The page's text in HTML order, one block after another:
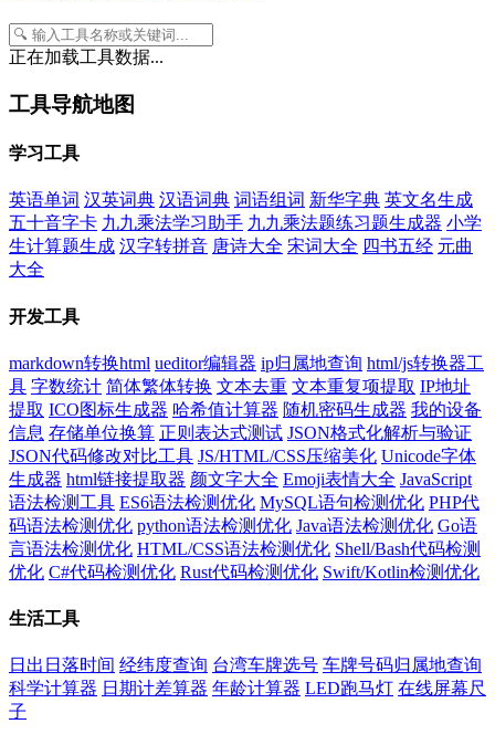
正在加载工具数据...
工具导航地图
学习工具
英语单词 汉英词典 汉语词典 词语组词 新华字典 英文名生成
五十音字卡 九九乘法学习助手 九九乘法题练习题生成器 小学
生计算题生成 汉字转拼音 唐诗大全 宋词大全 四书五经 元曲
大全
开发工具
markdown转换html ueditor编辑器 ip归属地查询 html/js转换器工
具 字数统计 简体繁体转换 文本去重 文本重复项提取 IP地址
提取 ICO图标生成器 哈希值计算器 随机密码生成器 我的设备
信息 存储单位换算 正则表达式测试 JSON格式化解析与验证
JSON代码修改对比工具 JS/HTML/CSS压缩美化 Unicode字体
生成器 html链接提取器 颜文字大全 Emoji表情大全 JavaScript
语法检测工具 ES6语法检测优化 MySQL语句检测优化 PHP代
码语法检测优化 python语法检测优化 Java语法检测优化 Go语
言语法检测优化 HTML/CSS语法检测优化 Shell/Bash代码检测
优化 C#代码检测优化 Rust代码检测优化 Swift/Kotlin检测优化
生活工具
日出日落时间 经纬度查询 台湾车牌选号 车牌号码归属地查询
科学计算器 日期计差算器 年龄计算器 LED跑马灯 在线屏幕尺
子